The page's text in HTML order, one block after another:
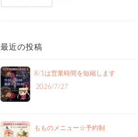
最近の投稿
8/1は営業時間を短縮します
2026/7/27
もものメニュー‪☆予約制